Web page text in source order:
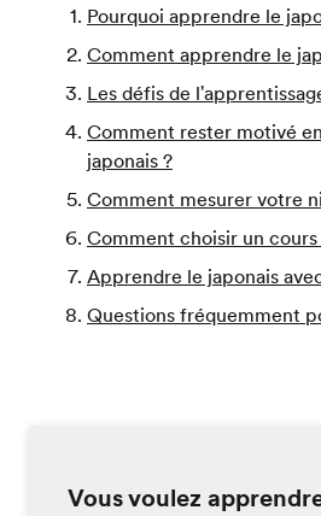
Pourquoi apprendre le
Comment apprendre le
Les défis de
Comment rester motivé
japonais ?
Comment mesurer votre
Comment choisir un cours
Apprendre le japonais
Questions fréquemment
Vous voulez